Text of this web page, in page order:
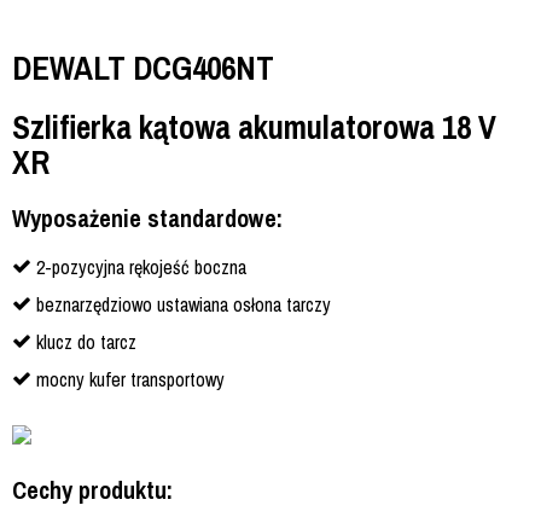
DEWALT DCG406NT
Szlifierka kątowa akumulatorowa 18 V
XR
Wyposażenie standardowe:
2-pozycyjna rękojeść boczna
beznarzędziowo ustawiana osłona tarczy
klucz do tarcz
mocny kufer transportowy
Cechy produktu: